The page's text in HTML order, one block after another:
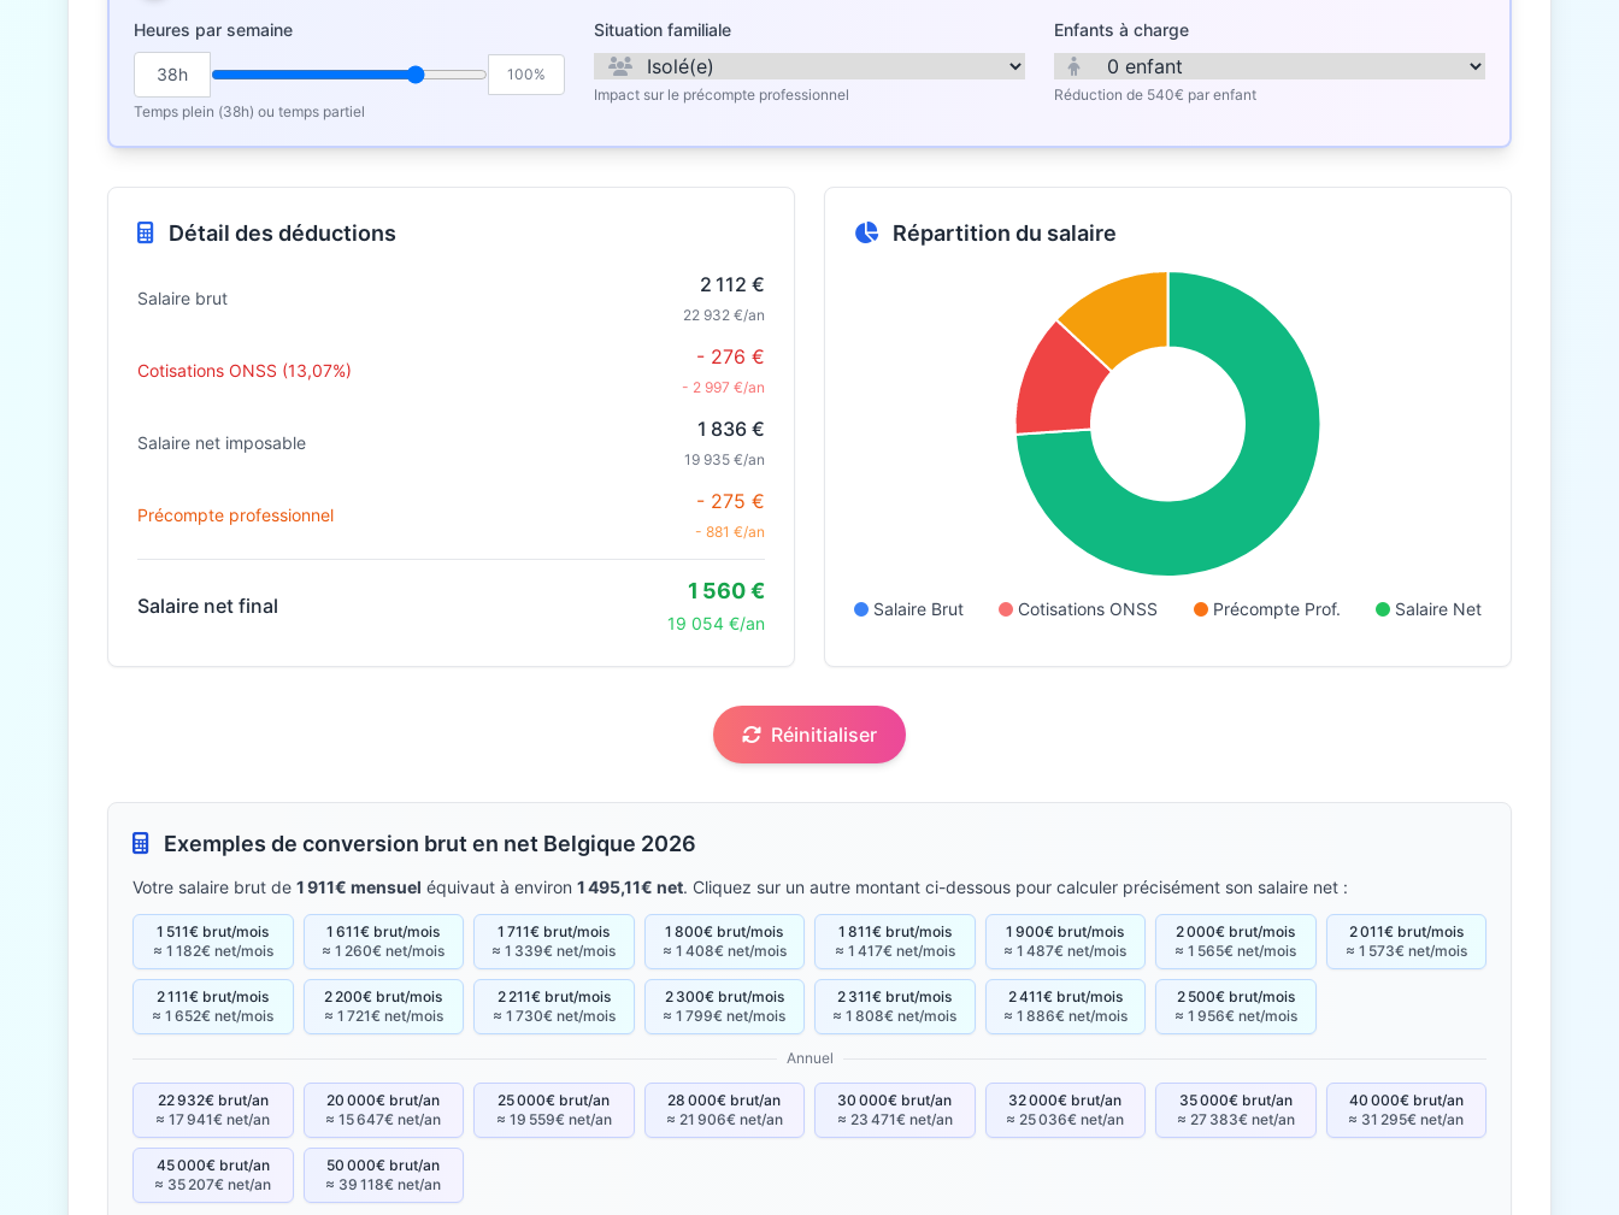
Heures par semaine
38h 100%
Temps plein (38h) ou temps partiel
Situation familiale
Impact sur le précompte professionnel
Enfants à charge
Réduction de 540€ par enfant
Détail des déductions
Salaire brut
2 112 €
22 932 €/an
Cotisations ONSS (13,07%)
- 276 €
- 2 997 €/an
Salaire net imposable
1 836 €
19 935 €/an
Précompte professionnel
- 275 €
- 881 €/an
Salaire net final
1 560 €
19 054 €/an
Répartition du salaire
Salaire Brut Cotisations ONSS Précompte Prof. Salaire Net
Réinitialiser
Exemples de conversion brut en net Belgique 2026
Votre salaire brut de 1 911€ mensuel équivaut à environ 1 495,11€ net. Cliquez sur un autre montant ci-dessous pour calculer précisément son salaire net :
1 511€ brut/mois
≈ 1 182€ net/mois
1 611€ brut/mois
≈ 1 260€ net/mois
1 711€ brut/mois
≈ 1 339€ net/mois
1 800€ brut/mois
≈ 1 408€ net/mois
1 811€ brut/mois
≈ 1 417€ net/mois
1 900€ brut/mois
≈ 1 487€ net/mois
2 000€ brut/mois
≈ 1 565€ net/mois
2 011€ brut/mois
≈ 1 573€ net/mois
2 111€ brut/mois
≈ 1 652€ net/mois
2 200€ brut/mois
≈ 1 721€ net/mois
2 211€ brut/mois
≈ 1 730€ net/mois
2 300€ brut/mois
≈ 1 799€ net/mois
2 311€ brut/mois
≈ 1 808€ net/mois
2 411€ brut/mois
≈ 1 886€ net/mois
2 500€ brut/mois
≈ 1 956€ net/mois
Annuel
22 932€ brut/an
≈ 17 941€ net/an
20 000€ brut/an
≈ 15 647€ net/an
25 000€ brut/an
≈ 19 559€ net/an
28 000€ brut/an
≈ 21 906€ net/an
30 000€ brut/an
≈ 23 471€ net/an
32 000€ brut/an
≈ 25 036€ net/an
35 000€ brut/an
≈ 27 383€ net/an
40 000€ brut/an
≈ 31 295€ net/an
45 000€ brut/an
≈ 35 207€ net/an
50 000€ brut/an
≈ 39 118€ net/an